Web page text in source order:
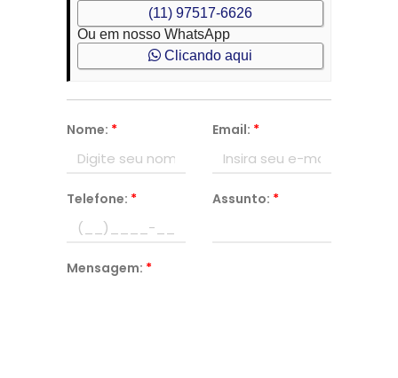
(11) 97517-6626
Ou em nosso WhatsApp
Clicando aqui
Nome: * Email: *
Telefone: * Assunto: *
Mensagem: *